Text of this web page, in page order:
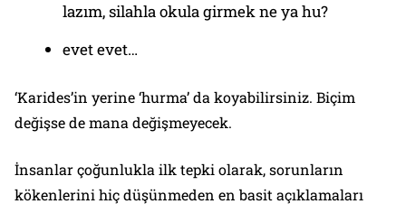
lazım, silahla okula girmek ne ya hu?
evet evet…
‘Karides’in yerine ‘hurma’ da koyabilirsiniz. Biçim
değişse de mana değişmeyecek.
İnsanlar çoğunlukla ilk tepki olarak, sorunların
kökenlerini hiç düşünmeden en basit açıklamaları